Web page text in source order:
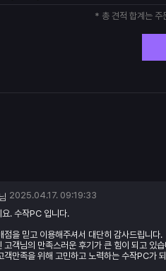
* 총 견적 합계는 주
2025.04.17. 09:19:33
요. 수작PC 입니다.
점을 믿고 이용해주셔서 대단히 감사드립니다.
고객님의 만족스러운 후기가 큰 힘이 되고 있
객만족을 위해 고민하고 노력하는 수작PC가